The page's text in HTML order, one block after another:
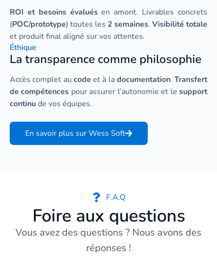
ROI et besoins évaluésen amont. Livrables concrets
(POC/prototype) toutes les 2 semaines. Visibilité totale
et produit final aligné sur vos attentes.
Éthique
La transparence comme philosophie
Accès complet au code et à ladocumentation. Transfert
de compétences pour assurer l’autonomie et lesupport
continude vos équipes.
En savoir plus sur Wess Soft
F.A.Q
Foire aux questions
Vous avez des questions ? Nous avons des
réponses !